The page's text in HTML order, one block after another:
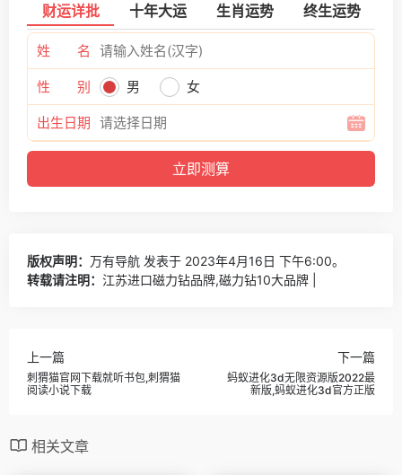
财运详批 十年大运 生肖运势 终生运势
姓 名
性 别 男 女
出生日期
版权声明： 万有导航 发表于 2023年4月16日 下午6:00。
转载请注明： 江苏进口磁力钻品牌,磁力钻10大品牌 |
上一篇
刺猬猫官网下载就听书包,刺猬猫
阅读小说下载
下一篇
蚂蚁进化3d无限资源版2022最
新版,蚂蚁进化3d官方正版
相关文章